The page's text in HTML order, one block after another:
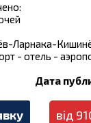
Ларнака-
- отель -
Дата
від